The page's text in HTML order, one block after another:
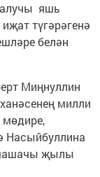
алучы яшь
түгәрәгенә
белән
Миңнуллин
милли
мөдире,
Насыйбуллина
җылы